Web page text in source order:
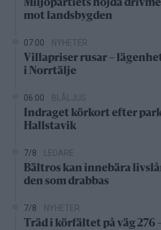
Miljöpartiets höjda
mot landsbygden
07:00 NYHETER
Villapriser rusar –
i Norrtälje
06:00 BLÅLJUS
Indraget körkort efter
Hallstavik
7/8 LEDARE
Bältros kan innebära
den som drabbas
7/8 NYHETER
Träd i körfältet på väg 276